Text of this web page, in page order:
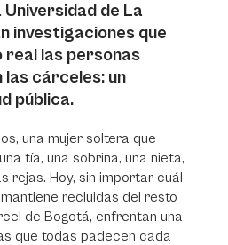
de La
investigaciones que
real las personas
cárceles: un
pública.
una mujer soltera que
tía, una sobrina, una nieta,
rejas. Hoy, sin importar cuál
recluidas del resto
de Bogotá, enfrentan una
que todas padecen cada